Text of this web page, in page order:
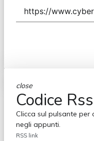
close
Codice Rss
Clicca sul pulsante per
negli appunti.
RSS link